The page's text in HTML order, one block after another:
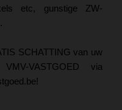
etc, gunstige ZW-
SCHATTING van uw
VASTGOED via